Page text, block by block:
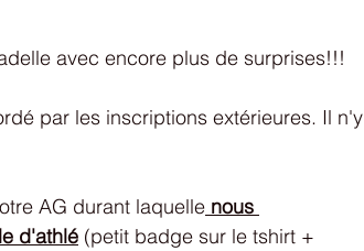
avec encore plus de surprises!!!
par les inscriptions extérieures. Il n'y
AG durant laquelle nous
d'athlé (petit badge sur le tshirt +